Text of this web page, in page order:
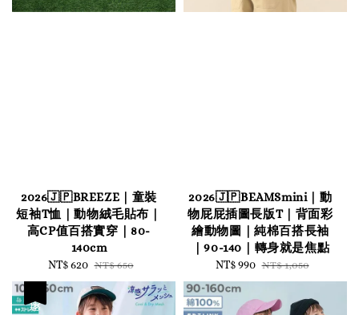
2026🇯🇵BREEZE｜童裝
短袖T恤｜動物絨毛貼布｜
高CP值百搭實穿｜80-
140cm
Sale
price
NT$ 620 Regular
price
NT$ 650
2026🇯🇵BEAMSmini｜動
物屁屁插圖長版T｜背面彩
繪動物圖｜純棉百搭長袖
｜90-140｜轉身就是焦點
Sale
price
NT$ 990 Regular
price
NT$ 1,050